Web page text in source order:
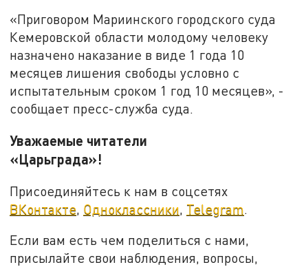
«Приговором Мариинского городского суда
Кемеровской области молодому человеку
назначено наказание в виде 1 года 10
месяцев лишения свободы условно с
испытательным сроком 1 год 10 месяцев», -
сообщает пресс-служба суда.
Уважаемые читатели
«Царьграда»!
Присоединяйтесь к нам в соцсетях
ВКонтакте, Одноклассники, Telegram.
Если вам есть чем поделиться с нами,
присылайте свои наблюдения, вопросы,